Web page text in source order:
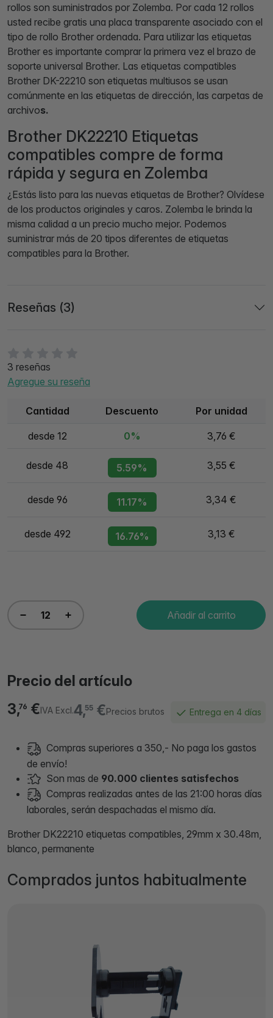
3 reseñas
Agregue su reseña
Cantidad Descuento Por unidad
desde 12 0% 3,76 €
desde 48 5.59% 3,55 €
desde 96 11.17% 3,34 €
desde 492 16.76% 3,13 €
Añadir al carrito
Precio del artículo
4,55€Precios brutos
3,76 €IVA Excl. Entrega en 4 días
Compras superiores a 350,- No paga los gastos
de envío!
Son mas de 90.000 clientes satisfechos
Compras realizadas antes de las 21:00 horas días
laborales, serán despachadas el mismo día.
Brother DK22210 etiquetas compatibles, 29mm x 30.48m,
blanco, permanente
Comprados juntos habitualmente
rollos son suministrados por Zolemba. Por cada 12 rollos
usted recibe gratis una placa transparente asociado con el
tipo de rollo Brother ordenada. Para utilizar las etiquetas
Brother es importante comprar la primera vez el brazo de
soporte universal Brother. Las etiquetas compatibles
Brother DK-22210 son etiquetas multiusos se usan
comúnmente en las etiquetas de dirección, las carpetas de
archivos.
Brother DK22210 Etiquetas
compatibles compre de forma
rápida y segura en Zolemba
¿Estás listo para las nuevas etiquetas de Brother? Olvídese
de los productos originales y caros. Zolemba le brinda la
misma calidad a un precio mucho mejor. Podemos
suministrar más de 20 tipos diferentes de etiquetas
compatibles para la Brother.
Reseñas (3)